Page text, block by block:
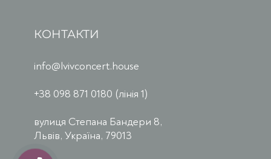
КОНТАКТИ
info@lvivconcert.house
+38 098 871 0180 (лінія 1)
вулиця Степана Бандери 8,
Львів, Україна, 79013